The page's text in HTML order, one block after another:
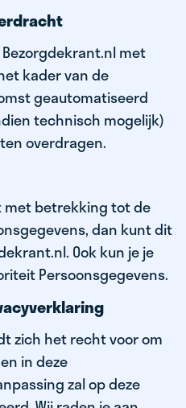
met
kader van de
geautomatiseerd
technisch mogelijk)
overdragen.
met betrekking tot de
dan kunt dit
Ook kun je je
Persoonsgegevens.
zich het recht voor om
in deze
zal op deze